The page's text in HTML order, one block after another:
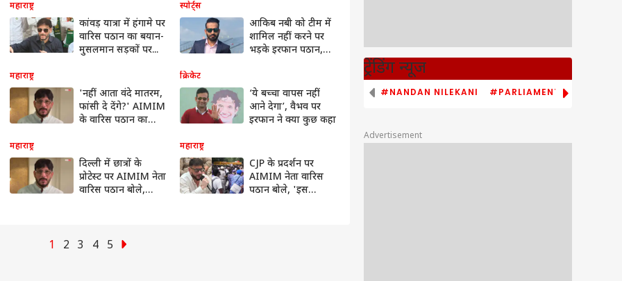
महाराष्ट्र
कांवड़ यात्रा में हंगामे पर
वारिस पठान का बयान-
मुसलमान सड़कों पर...
स्पोर्ट्स
आकिब नबी को टीम में
शामिल नहीं करने पर
भड़के इरफान पठान,
महाराष्ट्र
'नहीं आता वंदे मातरम,
फांसी दे देंगे?' AIMIM
के वारिस पठान का
क्रिकेट
‘ये बच्चा वापस नहीं
आने देगा’, वैभव पर
इरफान ने क्या कुछ कहा
महाराष्ट्र
दिल्ली में छात्रों के
प्रोटेस्ट पर AIMIM नेता
वारिस पठान बोले,
महाराष्ट्र
CJP के प्रदर्शन पर
AIMIM नेता वारिस
पठान बोले, 'इस
1 2 3 4 5
ट्रेंडिंग न्यूज
#NANDAN NILEKANI #PARLIAMENT MONSOON
Advertisement